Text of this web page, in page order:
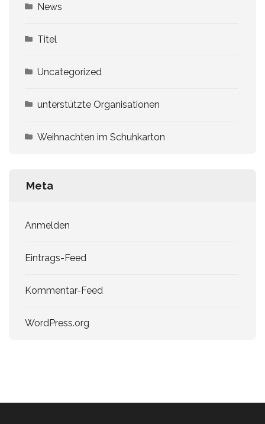
News
Titel
Uncategorized
unterstützte Organisationen
Weihnachten im Schuhkarton
Meta
Anmelden
Eintrags-Feed
Kommentar-Feed
WordPress.org